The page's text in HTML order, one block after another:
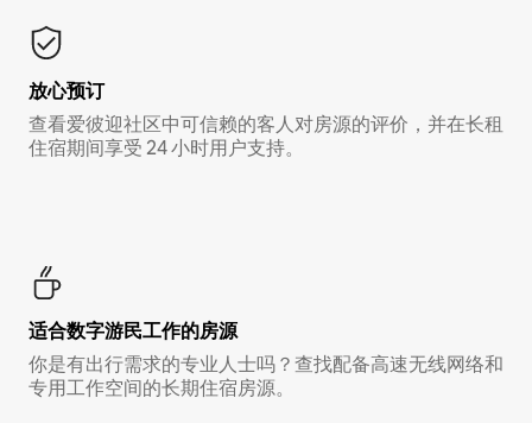
放心预订
查看爱彼迎社区中可信赖的客人对房源的评价，并在长租
住宿期间享受 24 小时用户支持。
适合数字游民工作的房源
你是有出行需求的专业人士吗？查找配备高速无线网络和
专用工作空间的长期住宿房源。